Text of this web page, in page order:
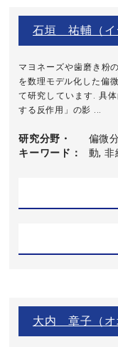
石垣 祐輔（イ
マヨネーズや歯磨き粉
を数理モデル化した偏
て研究しています. 具
する反作用」の影 ...
研究分野・
キーワード
偏微
動, 非
大内 章子（オ